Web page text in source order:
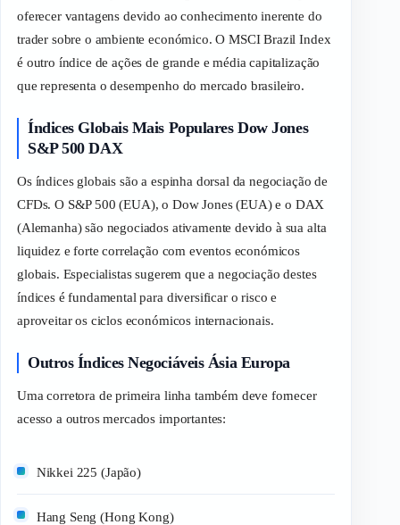
oferecer vantagens devido ao conhecimento inerente do
trader sobre o ambiente económico. O MSCI Brazil Index
é outro índice de ações de grande e média capitalização
que representa o desempenho do mercado brasileiro.
Índices Globais Mais Populares Dow Jones
S&P 500 DAX
Os índices globais são a espinha dorsal da negociação de
CFDs. O S&P 500 (EUA), o Dow Jones (EUA) e o DAX
(Alemanha) são negociados ativamente devido à sua alta
liquidez e forte correlação com eventos económicos
globais. Especialistas sugerem que a negociação destes
índices é fundamental para diversificar o risco e
aproveitar os ciclos económicos internacionais.
Outros Índices Negociáveis Ásia Europa
Uma corretora de primeira linha também deve fornecer
acesso a outros mercados importantes:
Nikkei 225 (Japão)
Hang Seng (Hong Kong)